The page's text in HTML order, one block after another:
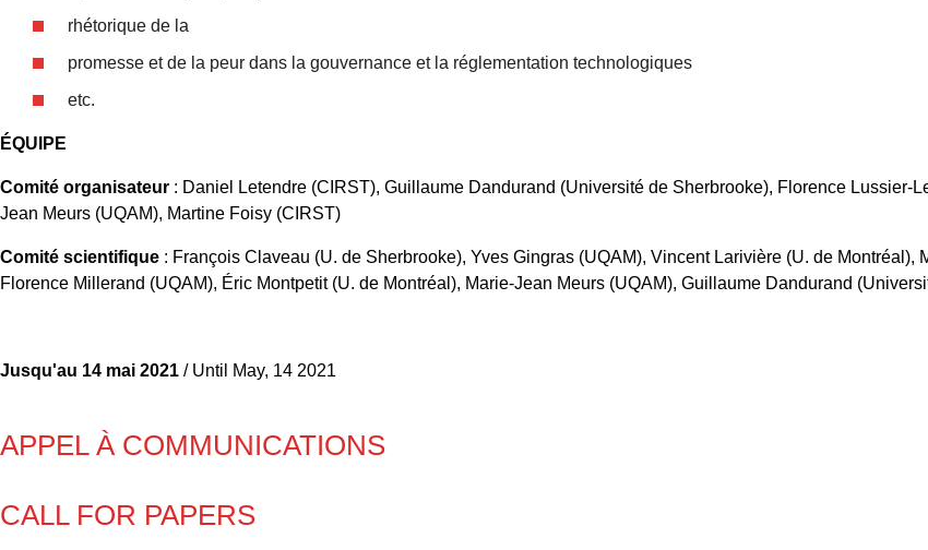
rhétorique de la
promesse et de la peur dans la gouvernance et la réglementation technologiques
etc.
ÉQUIPE
Comité organisateur : Daniel Letendre (CIRST), Guillaume Dandurand (Université de Sherbrooke), Florence Lussier-
Jean Meurs (UQAM), Martine Foisy (CIRST)
Comité scientifique : François Claveau (U. de Sherbrooke), Yves Gingras (UQAM), Vincent Larivière (U. de Montréal),
Florence Millerand (UQAM), Éric Montpetit (U. de Montréal), Marie-Jean Meurs (UQAM), Guillaume Dandurand
Jusqu'au 14 mai 2021 / Until May, 14 2021
APPEL À COMMUNICATIONS
CALL FOR PAPERS